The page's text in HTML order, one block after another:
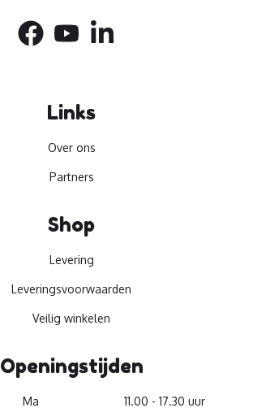
Links
Over ons
Partners
Shop
Levering
Leveringsvoorwaarden
Veilig winkelen
Openingstijden
Ma 11.00 - 17.30 uur